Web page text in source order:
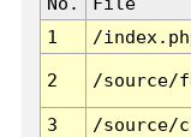
1
/
2 /source/
3 /source/